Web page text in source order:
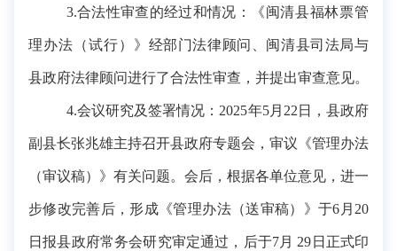
3.合法性审查的经过和情况： 《闽清县福林票管
理办法（试行）》 经部门法律顾问、闽清县司法局与
县政府法律顾问进行了合法性审查，并提出审查意见。
4.会议研究及签署情况：2025年5月22日，县政府
副县长张兆雄主持召开县政府专题会，审议《管理办法
（审议稿）》有关问题。会后，根据各单位意见，进一
步修改完善后，形成《管理办法（送审稿）》于6月20
日报县政府常务会研究审定通过，后于7月 29日正式印